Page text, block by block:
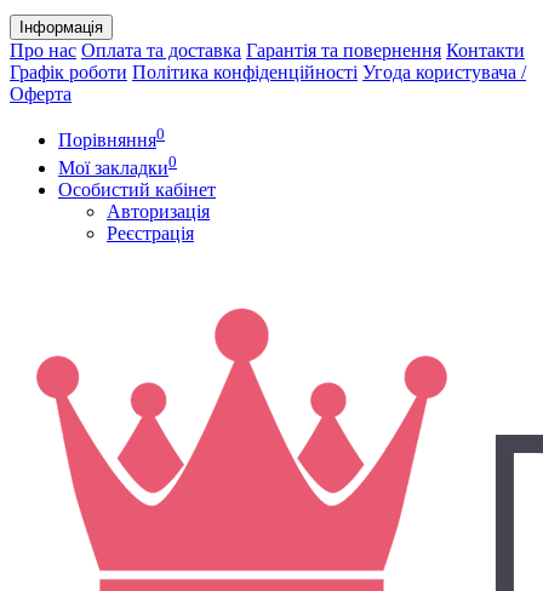
Інформація
Про нас Оплата та доставка Гарантія та повернення Контакти
Графік роботи Політика конфіденційності Угода користувача /
Оферта
Порівняння0
Мої закладки0
Особистий кабінет
Авторизація
Реєстрація